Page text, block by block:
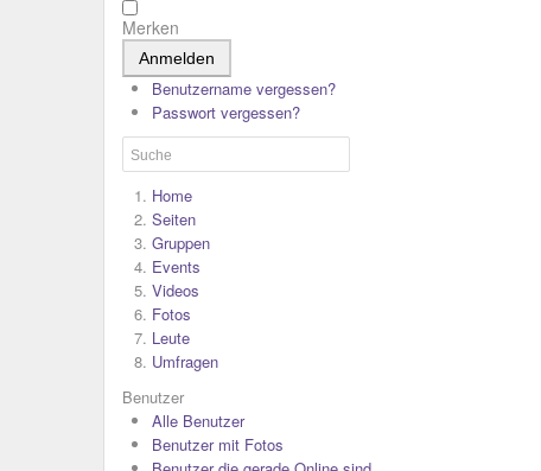
Merken
Anmelden
Benutzername vergessen?
Passwort vergessen?
Home
Seiten
Gruppen
Events
Videos
Fotos
Leute
Umfragen
Benutzer
Alle Benutzer
Benutzer mit Fotos